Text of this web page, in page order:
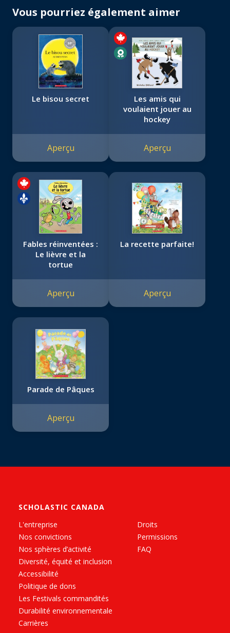
Vous pourriez également aimer
Le bisou secret
Aperçu
Les amis qui
voulaient jouer au
hockey
Aperçu
Fables réinventées :
Le lièvre et la
tortue
Aperçu
La recette parfaite!
Aperçu
Parade de Pâques
Aperçu
SCHOLASTIC CANADA
L'entreprise
Nos convictions
Nos sphères d’activité
Diversité, équité et inclusion
Accessibilité
Politique de dons
Les Festivals commandités
Durabilité environnementale
Carrières
Droits
Permissions
FAQ